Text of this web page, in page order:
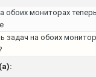
обоих мониторах
задач на обоих